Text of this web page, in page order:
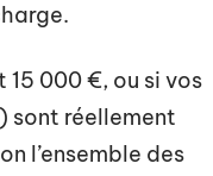
000 €, ou si vos
sont réellement
l’ensemble des